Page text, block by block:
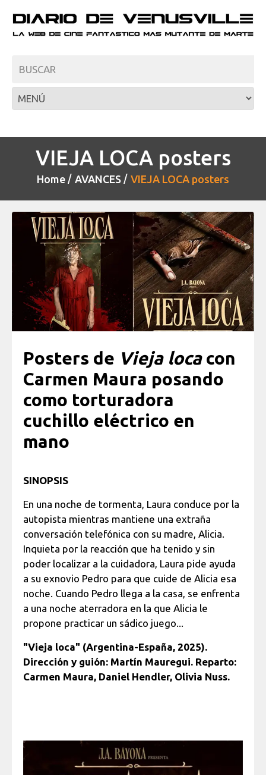
VIEJA LOCA posters
Home AVANCES VIEJA LOCA posters
Posters de Vieja locacon
Carmen Maura posando
como torturadora
cuchillo eléctrico en
mano
SINOPSIS
En una noche de tormenta, Laura conduce por la
autopista mientras mantiene una extraña
conversación telefónica con su madre, Alicia.
Inquieta por la reacción que ha tenido y sin
poder localizar a la cuidadora, Laura pide ayuda
a su exnovio Pedro para que cuide de Alicia esa
noche. Cuando Pedro llega a la casa, se enfrenta
a una noche aterradora en la que Alicia le
propone practicar un sádico juego...
"Vieja loca" (Argentina-España, 2025).
Dirección y guión: Martín Mauregui. Reparto:
Carmen Maura, Daniel Hendler, Olivia Nuss.